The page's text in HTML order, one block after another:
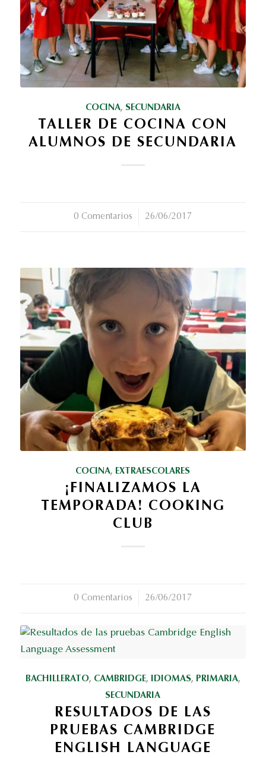
COCINA, SECUNDARIA
TALLER DE COCINA CON
ALUMNOS DE SECUNDARIA
0 Comentarios
/ 26/06/2017
COCINA, EXTRAESCOLARES
¡FINALIZAMOS LA
TEMPORADA! COOKING
CLUB
0 Comentarios
/ 26/06/2017
BACHILLERATO, CAMBRIDGE, IDIOMAS, PRIMARIA,
SECUNDARIA
RESULTADOS DE LAS
PRUEBAS CAMBRIDGE
ENGLISH LANGUAGE